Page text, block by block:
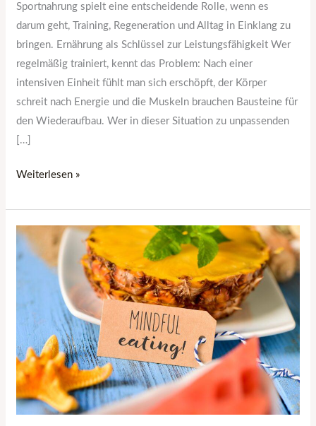
Sportnahrung spielt eine entscheidende Rolle, wenn es
darum geht, Training, Regeneration und Alltag in Einklang zu
bringen. Ernährung als Schlüssel zur Leistungsfähigkeit Wer
regelmäßig trainiert, kennt das Problem: Nach einer
intensiven Einheit fühlt man sich erschöpft, der Körper
schreit nach Energie und die Muskeln brauchen Bausteine für
den Wiederaufbau. Wer in dieser Situation zu unpassenden
[…]
Weiterlesen »
Was
wirklich
„Clean
Eating“
steckt